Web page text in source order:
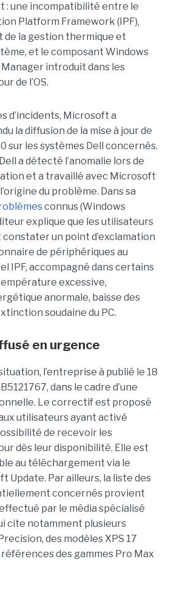
: une incompatibilité entre le
Platform Framework (IPF),
la gestion thermique et
et le composant Windows
introduit dans les
de l’OS.
d’incidents, Microsoft a
la diffusion de la mise à jour de
sur les systèmes Dell concernés.
a détecté l’anomalie lors de
et a travaillé avec Microsoft
du problème. Dans sa
connus (Windows
explique que les utilisateurs
un point d’exclamation
de périphériques au
IPF, accompagné dans certains
excessive,
anormale, baisse des
soudaine du PC.
en urgence
l’entreprise à publié le 18
dans le cadre d’une
Le correctif est proposé
utilisateurs ayant activé
de recevoir les
dès leur disponibilité. Elle est
au téléchargement via le
Update. Par ailleurs, la liste des
concernés provient
par le média spécialisé
cite notamment plusieurs
des modèles XPS 17
des gammes Pro Max